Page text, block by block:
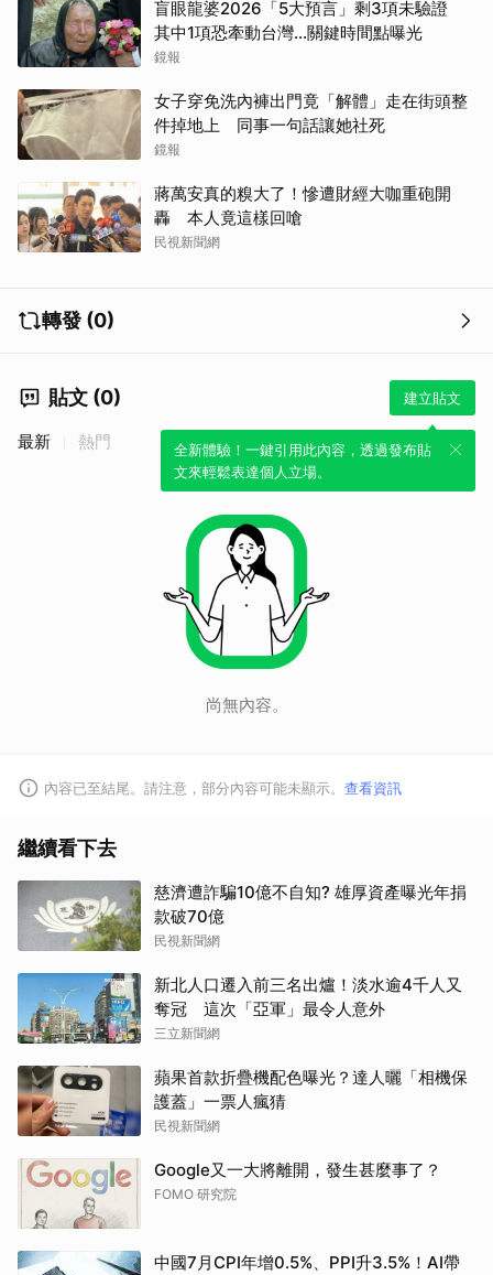
盲眼龍婆2026「5大預言」剩3項未驗證
其中1項恐牽動台灣...關鍵時間點曝光
鏡報
女子穿免洗內褲出門竟「解體」走在街頭整
件掉地上 同事一句話讓她社死
鏡報
蔣萬安真的糗大了！慘遭財經大咖重砲開
轟 本人竟這樣回嗆
民視新聞網
轉發 (0)
貼文 (0) 建立貼文
全新體驗！一鍵引用此內容，透過發布貼
文來輕鬆表達個人立場。
最新 熱門
尚無內容。
內容已至結尾。請注意，部分內容可能未顯示。 查看資訊
繼續看下去
慈濟遭詐騙10億不自知? 雄厚資產曝光年捐
款破70億
民視新聞網
新北人口遷入前三名出爐！淡水逾4千人又
奪冠 這次「亞軍」最令人意外
三立新聞網
蘋果首款折疊機配色曝光？達人曬「相機保
護蓋」一票人瘋猜
民視新聞網
Google又一大將離開，發生甚麼事了？
FOMO 研究院
中國7月CPI年增0.5%、PPI升3.5%！AI帶